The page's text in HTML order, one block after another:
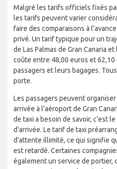
Malgré les tarifs officiels fixés
les tarifs peuvent varier
faire des comparaisons à
privé. Un tarif typique pour un
de Las Palmas de Gran Canaria
coûte entre 48,00 euros et
passagers et leurs bagages.
porte.
Les passagers peuvent
arrivée à l'aéroport de Gran
de taxi a besoin de savoir, c'est
d'arrivée. Le tarif de taxi
d'attente illimité, ce qui signifie
est retardé. Certaines
également un service de portier,